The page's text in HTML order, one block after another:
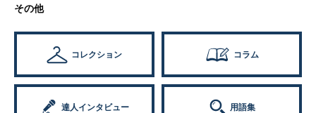
その他
コレクション コラム
達人インタビュー 用語集